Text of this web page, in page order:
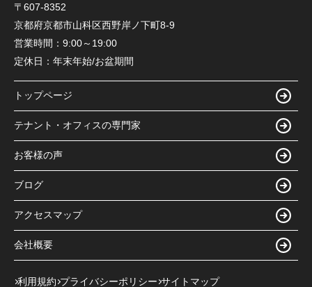
〒607-8352
京都府京都市山科区西野岸ノ下町8-9
営業時間： 9:00～19:00
定休日： 年末年始/お盆期間
トップページ
テナント・オフィスの専門家
お客様の声
ブログ
アクセスマップ
会社概要
利用規約 プライバシーポリシー サイトマップ